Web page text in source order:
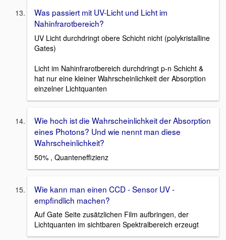
Was passiert mit UV-Licht und Licht im
Nahinfrarotbereich?
UV Licht durchdringt obere Schicht nicht (polykristalline
Gates)
Licht im Nahinfrarotbereich durchdringt p-n Schicht &
hat nur eine kleiner Wahrscheinlichkeit der Absorption
einzelner Lichtquanten
Wie hoch ist die Wahrscheinlichkeit der Absorption
eines Photons? Und wie nennt man diese
Wahrscheinlichkeit?
50% , Quanteneffizienz
Wie kann man einen CCD - Sensor UV -
empfindlich machen?
Auf Gate Seite zusätzlichen Film aufbringen, der
Lichtquanten im sichtbaren Spektralbereich erzeugt